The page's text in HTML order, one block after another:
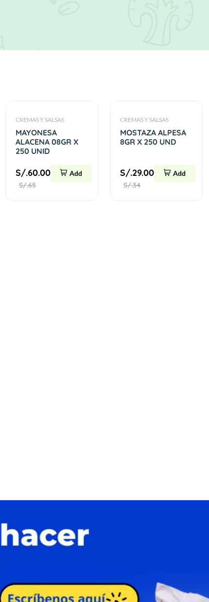
CREMAS Y SALSAS
MAYONESA
ALACENA 08GR X
250 UNID
S/.60.00
S/.65
Add
CREMAS Y SALSAS
MOSTAZA ALPESA
8GR X 250 UND
S/.29.00
S/.34
Add